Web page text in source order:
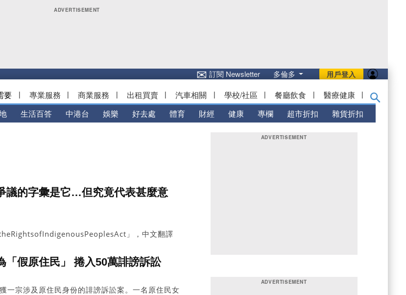
用戶登入
✉訂閱 Newsletter 多倫多
要 | 專業服務 | 商業服務 | 出租買賣 | 汽車相關 | 學校/社區 | 餐廳飲食 | 醫療健康 |
生活百答 中港台 娛樂 好去處 體育 財經 健康 專欄 超市折扣 雜貨折扣
議的字彙是它…但究竟代表甚麼意
」，中文翻譯
「假原住民」 捲入50萬誹謗訴訟
一宗涉及原住民身份的誹謗訴訟案。一名原住民女